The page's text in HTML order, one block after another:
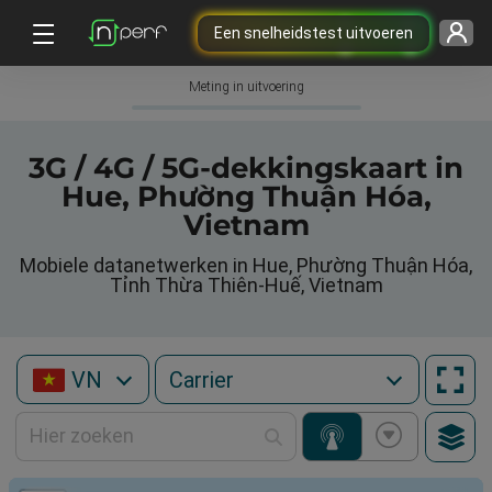
Een snelheidstest uitvoeren
Meting in uitvoering
3G / 4G / 5G-dekkingskaart in
Hue, Phường Thuận Hóa,
Vietnam
Mobiele datanetwerken in Hue, Phường Thuận Hóa,
Tỉnh Thừa Thiên-Huế, Vietnam
VN